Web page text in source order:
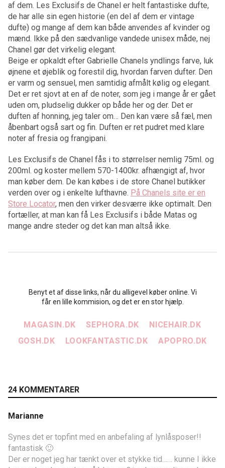
af dem. Les Exclusifs de Chanel er helt fantastiske dufte,
de har alle sin egen historie (en del af dem er vintage
dufte) og mange af dem kan både anvendes af kvinder og
mænd. Ikke på den sædvanlige vandede unisex måde, nej
Chanel gør det virkelig elegant.
Beige er opkaldt efter Gabrielle Chanels yndlings farve, luk
øjnene et øjeblik og forestil dig, hvordan farven dufter. Den
er varm og sensuel, men samtidig afmålt kølig og elegant.
Det er ret sjovt at en af de noter, som jeg i mange år er gået
uden om, pludselig dukker op både her og der. Det er
duften af honning, jeg taler om… Den kan være så fæl, men
åbenbart også sart og fin. Duften er ret pudret med klare
noter af fresia og frangipani.
Les Exclusifs de Chanel fås i to størrelser nemlig 75ml. og
200ml. og koster mellem 570-1400kr. afhængigt af, hvor
man køber dem. De kan købes i de store Chanel butikker
verden over og i enkelte lufthavne. På Chanels site er en
Store Locator, men den virker desværre ikke optimalt. Den
fortæller, at man kan få Les Exclusifs i både Matas og
mange andre steder og det kan man altså ikke.
Benyt et af disse links, når du alligevel køber online. Vi
får en lille kommision, og det er en stor hjælp.
MAGASIN.DK SEPHORA.DK
NICEHAIR.DK
GOSH.DK
LOOKFANTASTIC.DK APOPRO.DK
24 KOMMENTARER
Marianne
Synes det er topfint med en anbefaling af lynlåsposer!!
fantastisk 🙂
Der er noget jeg har tænkt over et stykke tid…… kunne I ikke